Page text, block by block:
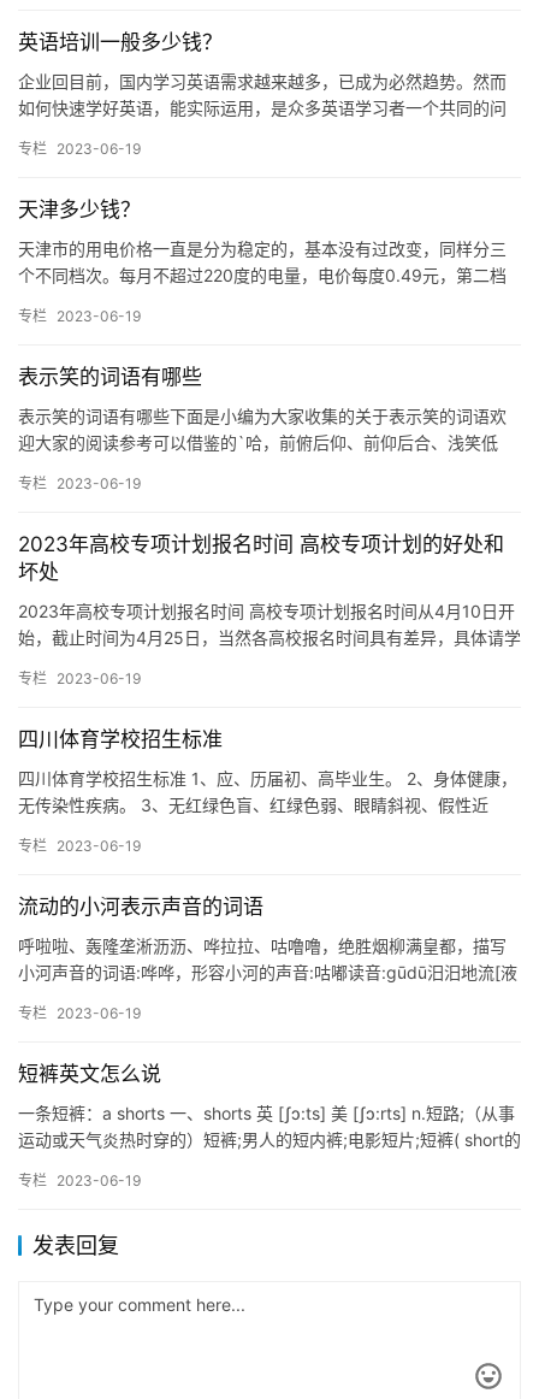
英语培训一般多少钱？
企业回目前，国内学习英语需求越来越多，已成为必然趋势。然而
如何快速学好英语，能实际运用，是众多英语学习者一个共同的问
是首要…
专栏 2023-06-19
天津多少钱？
天津市的用电价格一直是分为稳定的，基本没有过改变，同样分三
个不同档次。每月不超过220度的电量，电价每度0.49元，第二档
专栏 2023-06-19
表示笑的词语有哪些
表示笑的词语有哪些下面是小编为大家收集的关于表示笑的词语欢
迎大家的阅读参考可以借鉴的`哈，前俯后仰、前仰后合、浅笑低
家整…
专栏 2023-06-19
2023年高校专项计划报名时间 高校专项计划的好处和
坏处
2023年高校专项计划报名时间 高校专项计划报名时间从4月10日开
始，截止时间为4月25日，当然各高校报名时间具有差异，具体请学
专栏 2023-06-19
四川体育学校招生标准
四川体育学校招生标准 1、应、历届初、高毕业生。 2、身体健康，
无传染性疾病。 3、无红绿色盲、红绿色弱、眼睛斜视、假性近
专栏 2023-06-19
流动的小河表示声音的词语
呼啦啦、轰隆垄淅沥沥、哗拉拉、咕噜噜，绝胜烟柳满皇都，描写
小河声音的词语:哗哗，形容小河的声音:咕嘟读音:gūdū汨汨地流[液
专栏 2023-06-19
短裤英文怎么说
一条短裤：a shorts 一、shorts 英 [ʃɔ:ts] 美 [ʃɔ:rts] n.短路;（从事
运动或天气炎热时穿的）短裤;男人的短内裤;电影短片;短裤( short的
专栏 2023-06-19
发表回复